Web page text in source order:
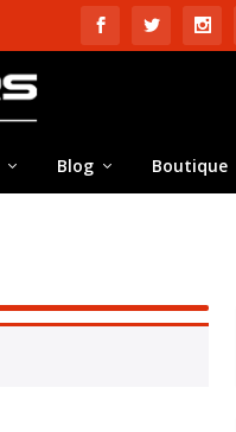
Blog Boutique